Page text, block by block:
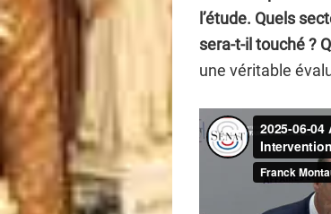
l’étude. Quels
sera-t-il touché ?
une véritable